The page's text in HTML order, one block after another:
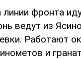
фронта
ведут из
Работают
и